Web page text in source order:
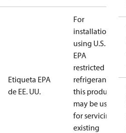
Etiqueta EPA
de EE. UU.
For
installations
using U.S.
EPA
restricted
refrigerants,
this product
may be used
for servicing
existing